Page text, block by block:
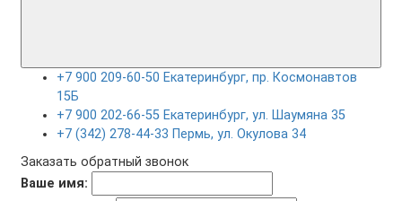
+7 900 209-60-50 Екатеринбург, пр. Космонавтов
15Б
+7 900 202-66-55 Екатеринбург, ул. Шаумяна 35
+7 (342) 278-44-33 Пермь, ул. Окулова 34
Заказать обратный звонок
Ваше имя: